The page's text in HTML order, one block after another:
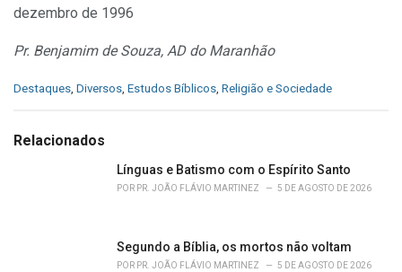
dezembro de 1996
Pr. Benjamim de Souza, AD do Maranhão
C
e
Destaques, Diversos, Estudos Bíblicos, Religião e Sociedade
Relacionados
Línguas e Batismo com o Espírito Santo
POR PR. JOÃO FLÁVIO MARTINEZ 5 DE AGOSTO DE 2026
Segundo a Bíblia, os mortos não voltam
POR PR. JOÃO FLÁVIO MARTINEZ 5 DE AGOSTO DE 2026